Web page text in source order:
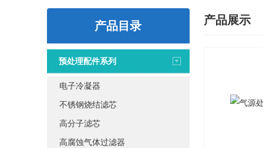
产品目录
预处理配件系列
电子冷凝器
不锈钢烧结滤芯
高分子滤芯
高腐蚀气体过滤器
产品展示